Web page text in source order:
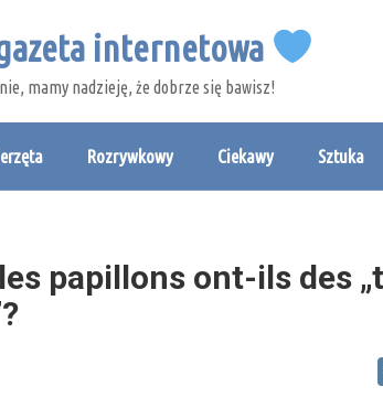
internetowa
mamy nadzieję, że dobrze się bawisz!
Rozrywkowy Ciekawy Sztuka
papillons ont-ils des